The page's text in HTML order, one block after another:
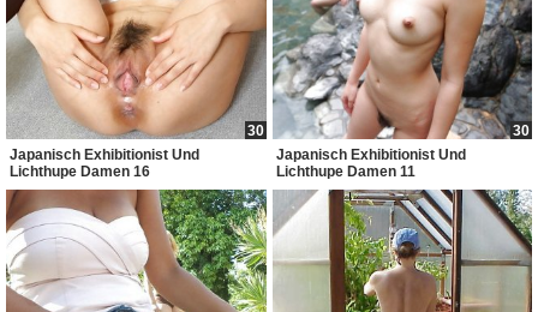
30
Japanisch Exhibitionist Und
Lichthupe Damen 16
30
Japanisch Exhibitionist Und
Lichthupe Damen 11